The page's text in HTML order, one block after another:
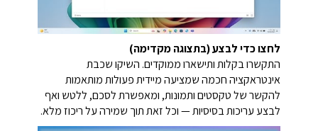
לחצו כדי לבצע (בתצוגה מקדימה)
התקשרו בקלות ותישארו ממוקדים. השיקו שכבת
אינטראקציה חכמה שמציעה מיידית פעולות מותאמות
להקשר של טקסטים ותמונות, ומאפשרת לסכם, ללטש ואף
לבצע עריכות בסיסיות — וכל זאת תוך שמירה על ריכוז מלא.